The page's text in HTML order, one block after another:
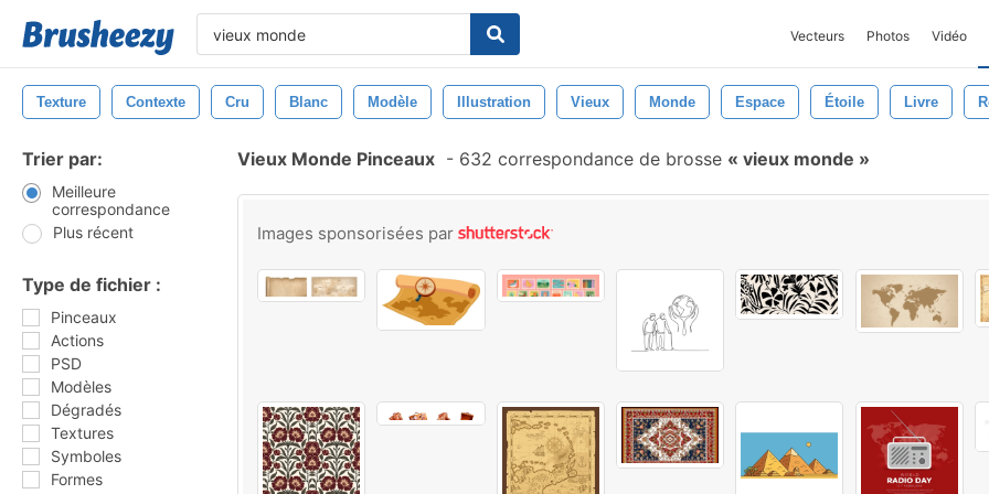
Vecteurs Photos Vidéo
Texture Contexte Cru Blanc Modèle Illustration Vieux Monde Espace Étoile Livre
Trier par:
Meilleure
correspondance
Plus récent
Type de fichier :
Pinceaux
Actions
PSD
Modèles
Dégradés
Textures
Symboles
Formes
Vieux Monde Pinceaux - 632 correspondance de brosse vieux monde
Images sponsorisées par